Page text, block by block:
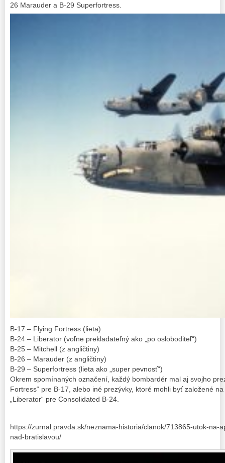
26 Marauder a B-29 Superfortress.
B-17 – Flying Fortress (lieta)
B-24 – Liberator (voľne prekladateľný ako „po osloboditeľ“)
B-25 – Mitchell (z angličtiny)
B-26 – Marauder (z angličtiny)
B-29 – Superfortress (lieta ako „super pevnosť“)
Okrem spomínaných označení, každý bombardér mal aj svojho
Fortress“ pre B-17, alebo iné prezývky, ktoré mohli byť založené
„Liberator“ pre Consolidated B-24.
https://zurnal.pravda.sk/neznama-historia/clanok/713865-utok-na-
nad-bratislavou/